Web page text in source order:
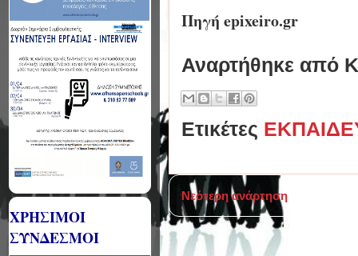
Πηγή epixeiro.gr
Αναρτήθηκε από
Ετικέτες
Νεότερη ανάρτηση
ΧΡΗΣΙΜΟΙ
ΣΥΝΔΕΣΜΟΙ